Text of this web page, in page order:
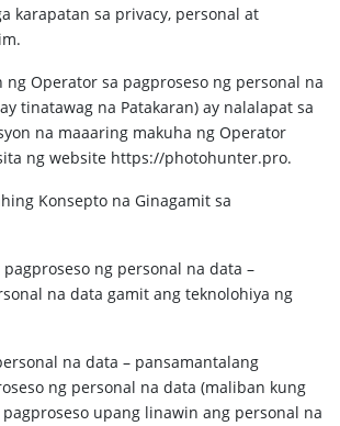
karapatan sa privacy, personal at
ng Operator sa pagproseso ng personal na
tinatawag na Patakaran) ay nalalapat sa
na maaaring makuha ng Operator
ng website https://photohunter.pro.
Konsepto na Ginagamit sa
ng personal na data –
na data gamit ang teknolohiya ng
na data – pansamantalang
ng personal na data (maliban kung
upang linawin ang personal na